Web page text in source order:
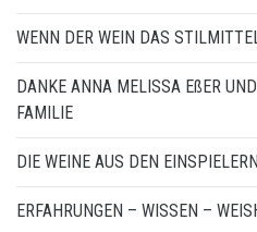
WENN DER WEIN DAS
DANKE ANNA MELISSA EßER
FAMILIE
DIE WEINE AUS DEN EINSPIELERN
ERFAHRUNGEN – WISSEN –